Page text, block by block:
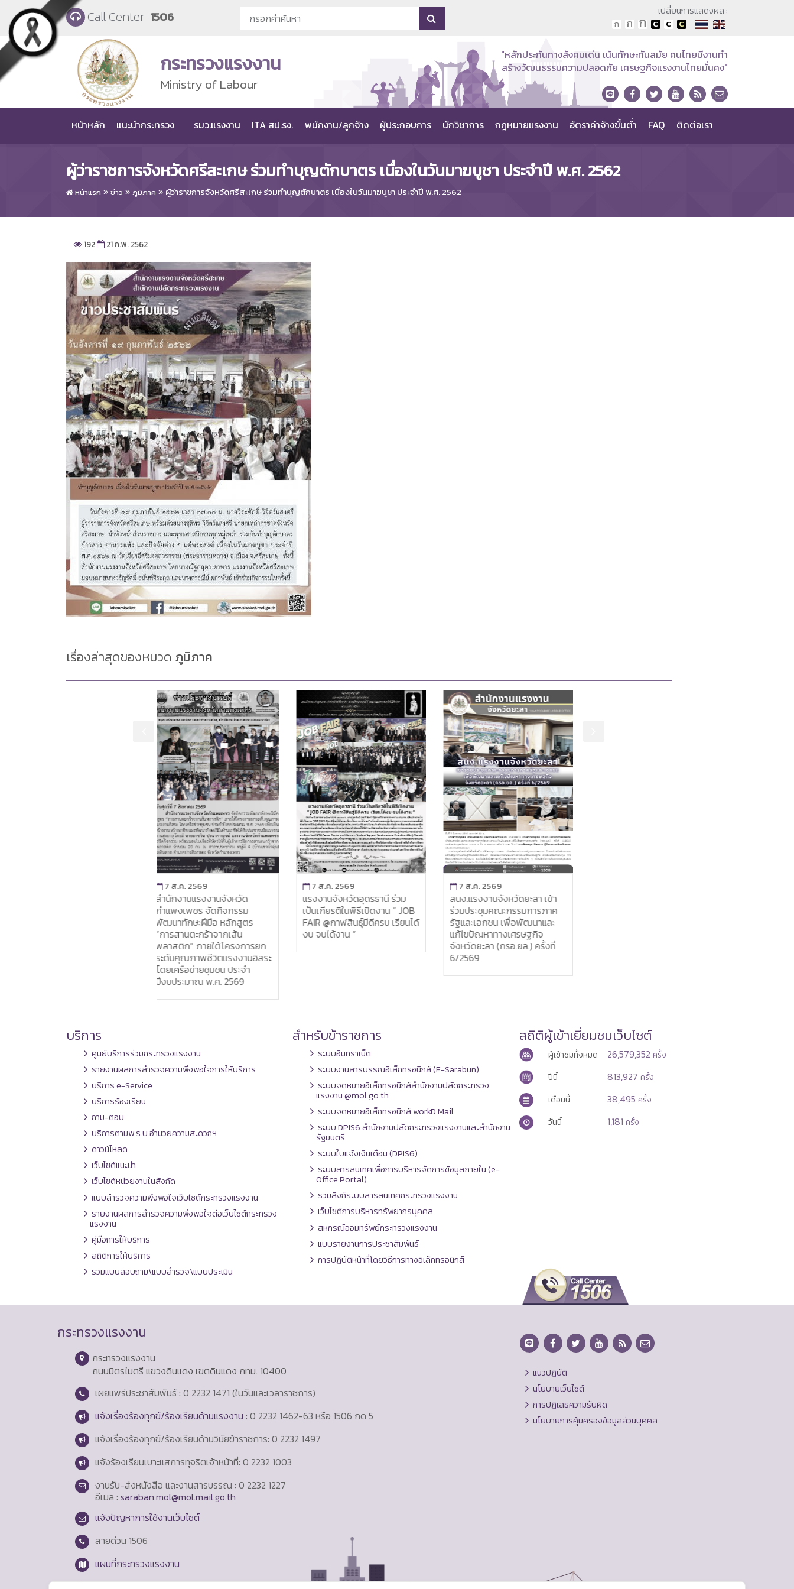
Skip to main content
Call Center 1506 เปลี่ยนการแสดงผล :
กระทรวงแรงงาน
Ministry of Labour
"หลักประกันทางสังคมเด่น เน้นทักษะทันสมัย คนไทยมีงานทำ
สร้างวัฒนธรรมความปลอดภัย เศรษฐกิจแรงงานไทยมั่นคง"
หน้าหลัก แนะนำกระทรวง รมว.แรงงาน ITA สป.รง. พนักงาน/ลูกจ้าง ผู้ประกอบการ นักวิชาการ กฎหมายแรงงาน อัตราค่าจ้างขั้นต่ำ FAQ ติดต่อเรา
ผู้ว่าราชการจังหวัดศรีสะเกษ ร่วมทำบุญตักบาตร เนื่องในวันมาฆบูชา ประจำปี พ.ศ. 2562
หน้าแรก ข่าว ภูมิภาค ผู้ว่าราชการจังหวัดศรีสะเกษ ร่วมทำบุญตักบาตร เนื่องในวันมาฆบูชา ประจำปี พ.ศ. 2562
192 21 ก.พ. 2562
เรื่องล่าสุดของหมวด ภูมิภาค
7 ส.ค. 2569
แรงงานจังหวัดอุดรธานี ร่วม
เป็นเกียรติในพิธีเปิดงาน “ JOB
FAIR @กาฬสินธุ์มีดีครบ เรียนได้
งบ จบได้งาน ”
7 ส.ค. 2569
สนง.แรงงานจังหวัดยะลา เข้า
ร่วมประชุมคณะกรรมการภาค
รัฐและเอกชน เพื่อพัฒนาและ
แก้ไขปัญหาทางเศรษฐกิจ
7 ส.ค. 2569
แรงงานจังหวัดยะลา ประชุม
ติดตามและประเมินผลการดำเนิน
งานตามแผนการตรวจราชการ
ของผู้ตรวจราชการกระทรวง
แรงงาน รอบที่ 3ประจำ
ปีงบประมาณ พ.ศ. 2569
บริการ
ศูนย์บริการร่วมกระทรวงแรงงาน
รายงานผลการสำรวจความพึงพอใจการให้บริการ
บริการ e-Service
บริการร้องเรียน
ถาม-ตอบ
บริการตามพ.ร.บ.อำนวยความสะดวกฯ
ดาวน์โหลด
เว็บไซต์แนะนำ
เว็บไซต์หน่วยงานในสังกัด
แบบสำรวจความพึงพอใจเว็บไซต์กระทรวงแรงงาน
รายงานผลการสำรวจความพึงพอใจต่อเว็บไซต์กระทรวง
แรงงาน
คู่มือการให้บริการ
สถิติการให้บริการ
รวมแบบสอบถาม\แบบสำรวจ\แบบประเมิน
สำหรับข้าราชการ
ระบบอินทราเน็ต
ระบบงานสารบรรณอิเล็กทรอนิกส์ (E-Sarabun)
ระบบจดหมายอิเล็กทรอนิกส์สำนักงานปลัดกระทรวง
แรงงาน @mol.go.th
ระบบจดหมายอิเล็กทรอนิกส์ workD Mail
ระบบ DPIS6 สำนักงานปลัดกระทรวงแรงงานและสำนักงาน
รัฐมนตรี
ระบบใบแจ้งเงินเดือน (DPIS6)
ระบบสารสนเทศเพื่อการบริหารจัดการข้อมูลภายใน (e-
Office Portal)
รวมลิงก์ระบบสารสนเทศกระทรวงแรงงาน
เว็บไซต์การบริหารทรัพยากรบุคคล
สหกรณ์ออมทรัพย์กระทรวงแรงงาน
แบบรายงานการประชาสัมพันธ์
การปฏิบัติหน้าที่โดยวิธีการทางอิเล็กทรอนิกส์
สถิติผู้เข้าเยี่ยมชมเว็บไซต์
ผู้เข้าชมทั้งหมด 26,579,352 ครั้ง
ปีนี้
813,927 ครั้ง
เดือนนี้
38,495 ครั้ง
วันนี้
1,181 ครั้ง
กระทรวงแรงงาน
กระทรวงแรงงาน
ถนนมิตรไมตรี แขวงดินแดง เขตดินแดง กทม. 10400
เผยแพร่ประชาสัมพันธ์ : 0 2232 1471 (ในวันและเวลาราชการ)
แจ้งเรื่องร้องทุกข์/ร้องเรียนด้านแรงงาน : 0 2232 1462-63 หรือ 1506 กด 5
แจ้งเรื่องร้องทุกข์/ร้องเรียนด้านวินัยข้าราชการ: 0 2232 1497
แจ้งร้องเรียนเบาะแสการทุจริตเจ้าหน้าที่: 0 2232 1003
งานรับ-ส่งหนังสือ และงานสารบรรณ : 0 2232 1227
อีเมล : saraban.mol@mol.mail.go.th
แจ้งปัญหาการใช้งานเว็บไซต์
สายด่วน 1506
แผนที่กระทรวงแรงงาน
แนวปฏิบัติ
นโยบายเว็บไซต์
การปฏิเสธความรับผิด
นโยบายการคุ้มครองข้อมูลส่วนบุคคล